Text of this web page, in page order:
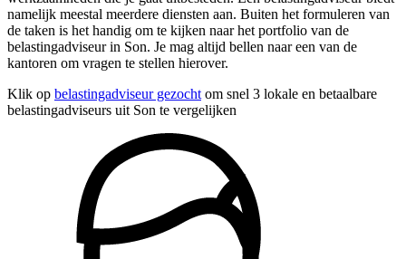
namelijk meestal meerdere diensten aan. Buiten het formuleren van
de taken is het handig om te kijken naar het portfolio van de
belastingadviseur in Son. Je mag altijd bellen naar een van de
kantoren om vragen te stellen hierover.
Klik op belastingadviseur gezocht om snel 3 lokale en betaalbare
belastingadviseurs uit Son te vergelijken